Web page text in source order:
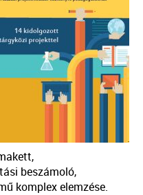
beszámoló,
komplex elemzése.